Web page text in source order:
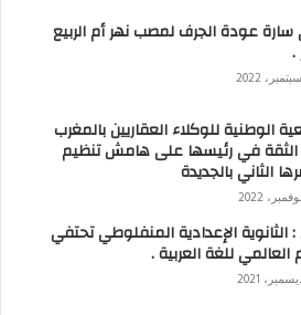
عودة الجرف لمصب نهر أم الربيع
.
الوطنية للوكلاء العقاريين بالمغرب
الثقة في رئيسها على هامش تنظيم
الثاني بالجديدة
الإعدادية المنفلوطي تحتفي
العالمي للغة العربية .